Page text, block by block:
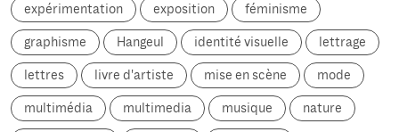
expérimentation exposition féminisme
graphisme Hangeul identité visuelle lettrage
lettres livre d'artiste mise en scène mode
multimédia multimedia musique nature